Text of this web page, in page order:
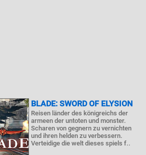
BLADE: SWORD OF ELYSION
Reisen länder des königreichs der
armeen der untoten und monster.
Scharen von gegnern zu vernichten
und ihren helden zu verbessern.
Verteidige die welt dieses spiels f..